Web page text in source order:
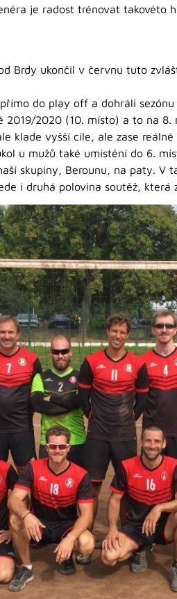
je radost trénovat takovéto
Brdy ukončil v červnu tuto
do play off a dohráli
2019/2020 (10. místo) a to na 8.
klade vyšší cíle, ale zase reálné
u mužů také umístění do 6.
skupiny, Berounu, na paty. V
i druhá polovina soutěž,